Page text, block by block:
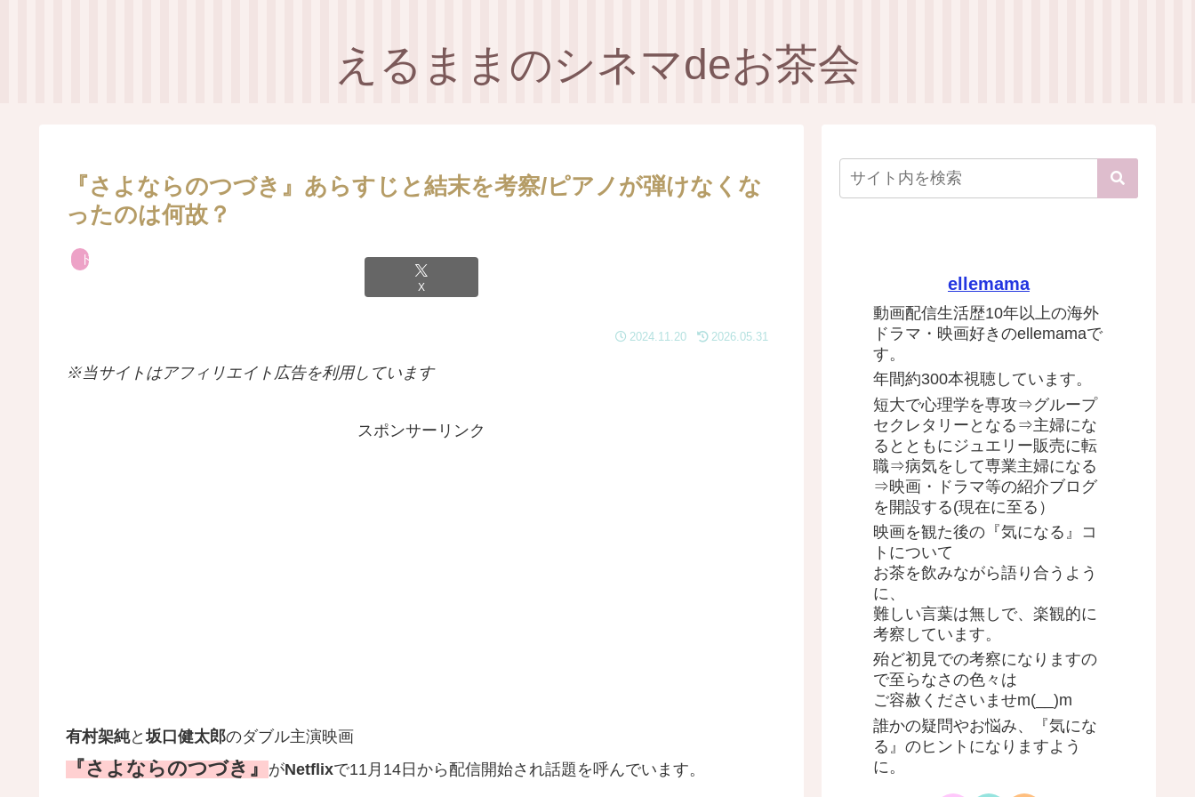
えるままのシネマdeお茶会
『さよならのつづき』あらすじと結末を考察/ピアノが弾けなくな
ったのは何故？
ドラマ
X
2024.11.20 2026.05.31
※当サイトはアフィリエイト広告を利用しています
スポンサーリンク
有村架純と坂口健太郎のダブル主演映画
『さよならのつづき』がNetflixで11月14日から配信開始され話題を呼んでいます。
ellemama
動画配信生活歴10年以上の海外
ドラマ・映画好きのellemamaで
す。
年間約300本視聴しています。
短大で心理学を専攻⇒グループ
セクレタリーとなる⇒主婦にな
るとともにジュエリー販売に転
職⇒病気をして専業主婦になる
⇒映画・ドラマ等の紹介ブログ
を開設する(現在に至る）
映画を観た後の『気になる』コ
トについて
お茶を飲みながら語り合うよう
に、
難しい言葉は無しで、楽観的に
考察しています。
殆ど初見での考察になりますの
で至らなさの色々は
ご容赦くださいませm(__)m
誰かの疑問やお悩み、『気にな
る』のヒントになりますよう
に。